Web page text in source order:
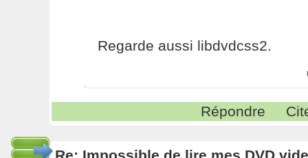
Regarde aussi libdvdcss2.
Répondre